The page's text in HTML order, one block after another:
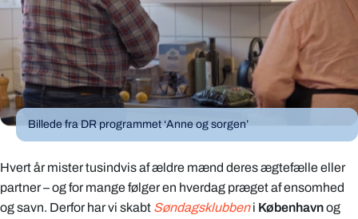
Billede fra DR programmet ‘Anne og sorgen’
Hvert år mister tusindvis af ældre mænd deres ægtefælle eller
partner – og for mange følger en hverdag præget af ensomhed
og savn. Derfor har vi skabt Søndagsklubben i Københavnog